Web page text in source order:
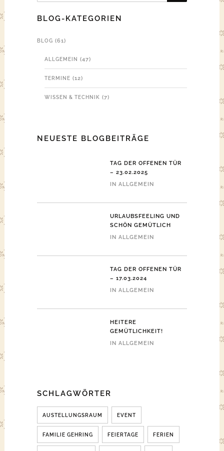
BLOG-KATEGORIEN
BLOG (61)
ALLGEMEIN (47)
TERMINE (12)
WISSEN & TECHNIK (7)
NEUESTE BLOGBEITRÄGE
TAG DER OFFENEN TÜR
– 23.02.2025
IN ALLGEMEIN
URLAUBSFEELING UND
SCHÖN GEMÜTLICH
IN ALLGEMEIN
TAG DER OFFENEN TÜR
– 17.03.2024
IN ALLGEMEIN
HEITERE
GEMÜTLICHKEIT!
IN ALLGEMEIN
SCHLAGWÖRTER
AUSTELLUNGSRAUM EVENT
FAMILIE GEHRING FEIERTAGE FERIEN